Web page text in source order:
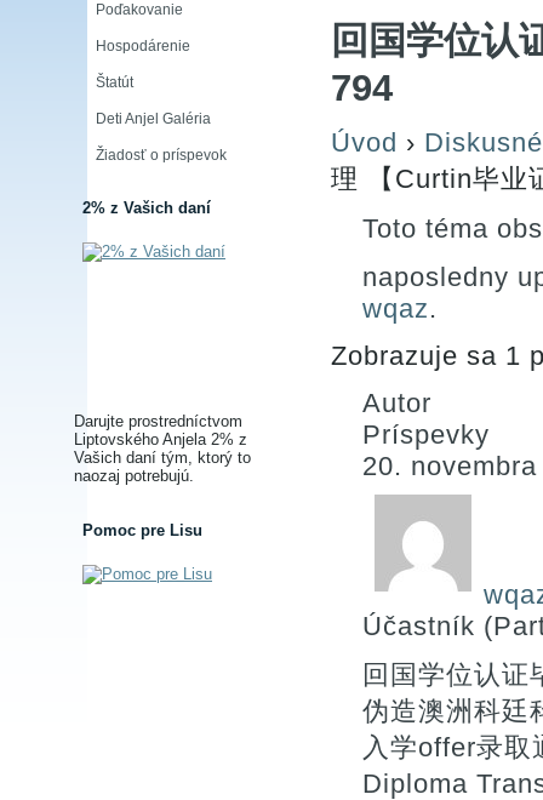
Poďakovanie
Hospodárenie
Štatút
Deti Anjel Galéria
Žiadosť o príspevok
2% z Vašich daní
Darujte prostredníctvom
Liptovského Anjela 2% z
Vašich daní tým, ktorý to
naozaj potrebujú.
Pomoc pre Lisu
回国学位认
794
Úvod ›
理 【Curtin毕业
Toto téma
naposledny
wqaz.
Zobrazuje sa 1
Autor
Príspevky
20.
Účastník
回国学位认证
伪造澳洲科廷
入学offer录
Diploma